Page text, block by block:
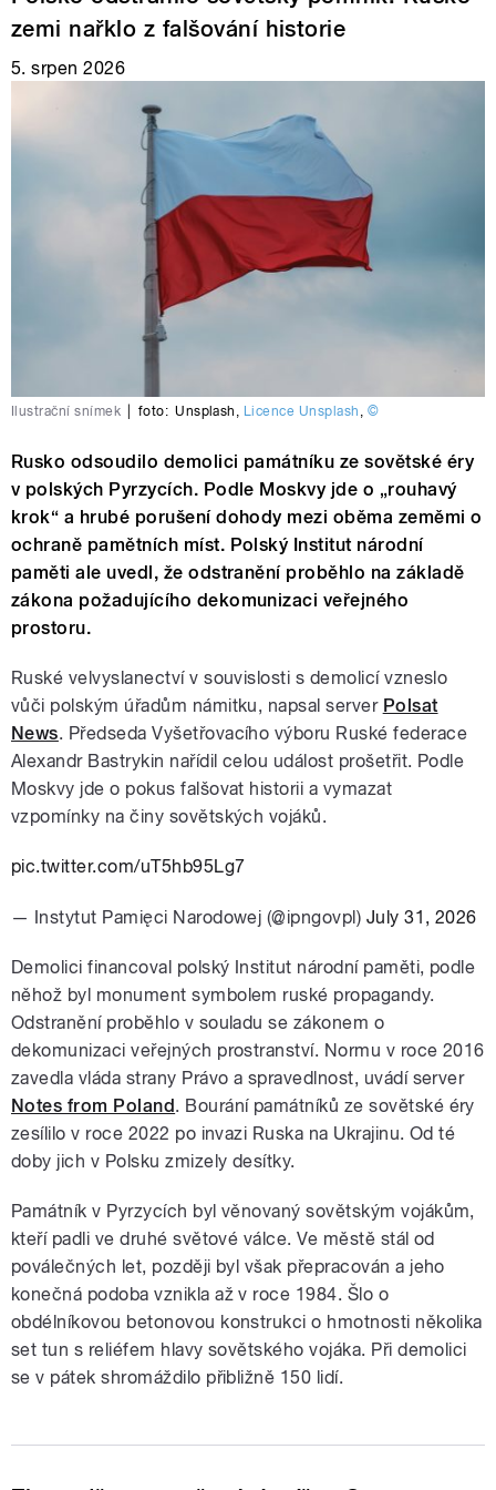
zemi nařklo z falšování historie
5. srpen 2026
Ilustrační snímek foto: Unsplash , Licence Unsplash , ©
Rusko odsoudilo demolici památníku ze sovětské éry
v polských Pyrzycích. Podle Moskvy jde o „rouhavý
krok“ a hrubé porušení dohody mezi oběma zeměmi o
ochraně pamětních míst. Polský Institut národní
paměti ale uvedl, že odstranění proběhlo na základě
zákona požadujícího dekomunizaci veřejného
prostoru.
Ruské velvyslanectví v souvislosti s demolicí vzneslo
vůči polským úřadům námitku, napsal server Polsat
News. Předseda Vyšetřovacího výboru Ruské federace
Alexandr Bastrykin nařídil celou událost prošetřit. Podle
Moskvy jde o pokus falšovat historii a vymazat
vzpomínky na činy sovětských vojáků.
pic.twitter.com/uT5hb95Lg7
— Instytut Pamięci Narodowej (@ipngovpl) July 31, 2026
Demolici financoval polský Institut národní paměti, podle
něhož byl monument symbolem ruské propagandy.
Odstranění proběhlo v souladu se zákonem o
dekomunizaci veřejných prostranství. Normu v roce 2016
zavedla vláda strany Právo a spravedlnost, uvádí server
Notes from Poland. Bourání památníků ze sovětské éry
zesílilo v roce 2022 po invazi Ruska na Ukrajinu. Od té
doby jich v Polsku zmizely desítky.
Památník v Pyrzycích byl věnovaný sovětským vojákům,
kteří padli ve druhé světové válce. Ve městě stál od
poválečných let, později byl však přepracován a jeho
konečná podoba vznikla až v roce 1984. Šlo o
obdélníkovou betonovou konstrukci o hmotnosti několika
set tun s reliéfem hlavy sovětského vojáka. Při demolici
se v pátek shromáždilo přibližně 150 lidí.